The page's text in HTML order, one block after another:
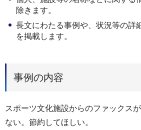
除きます。
長文にわたる事例や、状況等の詳
を掲載します。
事例の内容
スポーツ文化施設からのファックス
ない。節約してほしい。